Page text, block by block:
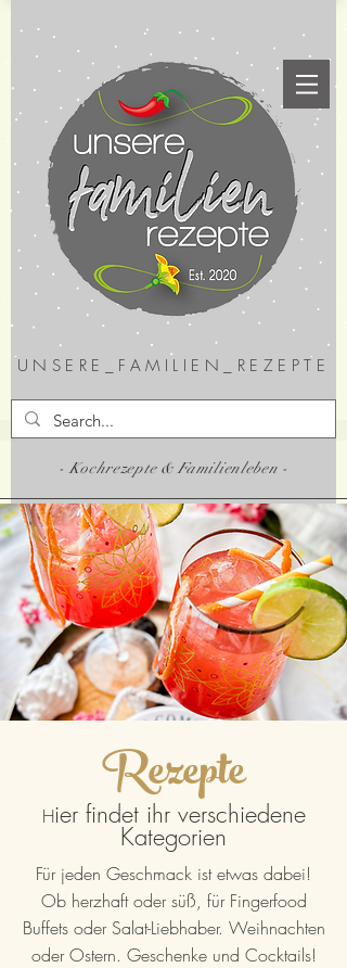
UNSERE_FAMILIEN_REZEPTE
- Kochrezepte & Familienleben -
Rezepte
Hier findet ihr verschiedene
Kategorien
Für jeden Geschmack ist etwas dabei!
Ob herzhaft oder süß, für Fingerfood
Buffets oder Salat-Liebhaber. Weihnachten
oder Ostern. Geschenke und Cocktails!